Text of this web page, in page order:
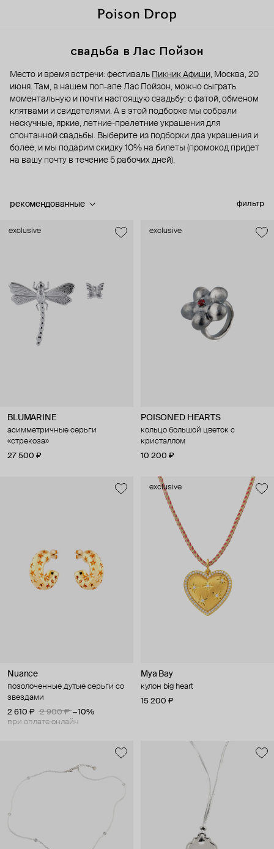
свадьба в Лас Пойзон
Место и время встречи: фестиваль Пикник Афиши, Москва, 20
июня. Там, в нашем поп-апе Лас Пойзон, можно сыграть
моментальную и почти настоящую свадьбу: с фатой, обменом
клятвами и свидетелями. А в этой подборке мы собрали
нескучные, яркие, летние-прелетние украшения для
спонтанной свадьбы. Выберите из подборки два украшения и
более, и мы подарим скидку 10% на билеты (промокод придет
на вашу почту в течение 5 рабочих дней).
фильтр
рекомендованные
exclusive
BLUMARINE
асимметричные серьги
«стрекоза»
27 500 ₽
exclusive
POISONED HEARTS
кольцо большой цветок с
кристаллом
10 200 ₽
Nuance
позолоченные дутые серьги со
звездами
2 610 ₽
2 900 ₽ −10%
при оплате онлайн
exclusive
Mya Bay
кулон big heart
15 200 ₽